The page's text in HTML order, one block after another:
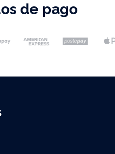
de pago